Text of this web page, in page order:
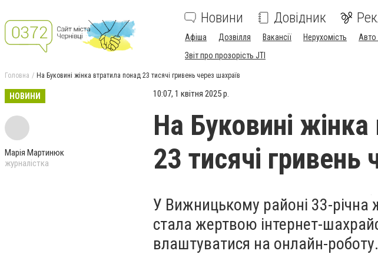
Новини Довідник
Афіша Дозвілля Вакансії Нерухомість
Звіт про прозорість JTI
Головна На Буковині жінка втратила понад 23 тисячі гривень через шахраїв
НОВИНИ
Марія Мартинюк
журналістка
10:07, 1 квітня 2025 р.
На Буковині
23 тисячі гривень
У Вижницькому районі 33-
стала жертвою інтернет-
влаштуватися на онлайн-роботу.